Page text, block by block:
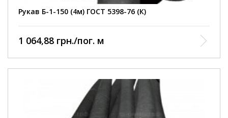
Рукав Б-1-150 (4м) ГОСТ 5398-76 (К)
Кварт
1 064,88 грн./пог. м
Внутрішній діаметр
3 Атм